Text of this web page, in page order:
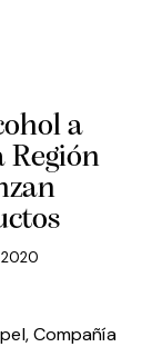
a
Región
2020
Compañía